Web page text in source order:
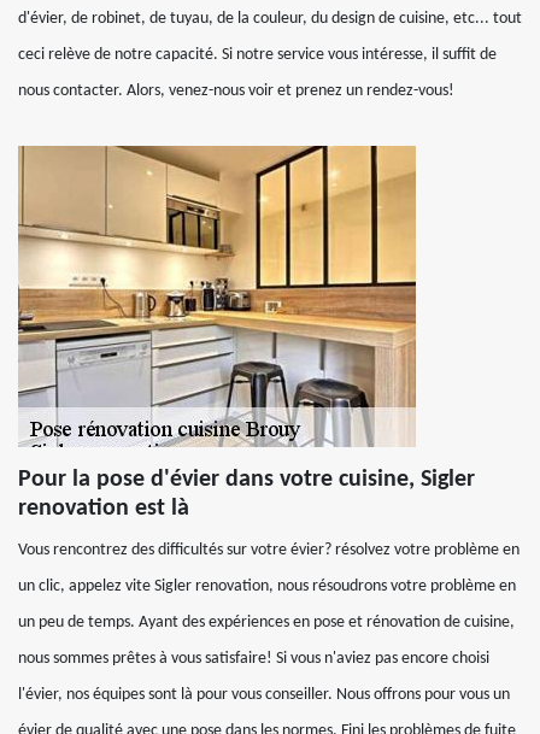
d'évier, de robinet, de tuyau, de la couleur, du design de cuisine, etc... tout
ceci relève de notre capacité. Si notre service vous intéresse, il suffit de
nous contacter. Alors, venez-nous voir et prenez un rendez-vous!
Pour la pose d'évier dans votre cuisine, Sigler
renovation est là
Vous rencontrez des difficultés sur votre évier? résolvez votre problème en
un clic, appelez vite Sigler renovation, nous résoudrons votre problème en
un peu de temps. Ayant des expériences en pose et rénovation de cuisine,
nous sommes prêtes à vous satisfaire! Si vous n'aviez pas encore choisi
l'évier, nos équipes sont là pour vous conseiller. Nous offrons pour vous un